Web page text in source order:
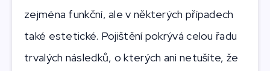
zejména funkční, ale v některých případech
také estetické. Pojištění pokrývá celou řadu
trvalých následků, o kterých ani netušíte, že